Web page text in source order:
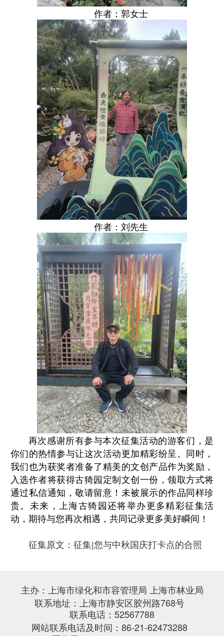
作者：郭女士
作者：刘先生
再次感谢所有参与本次征集活动的游客们，是
你们的热情参与让这次活动更加精彩纷呈。同时，
我们也为获奖者准备了精美的文创产品作为奖励，
入选作者将获得古猗园定制文创一份，领取方式将
通过私信通知，敬请留意！未被展示的作品同样珍
贵。未来，上海古猗园还将举办更多精彩征集活
动，期待与您再次相遇，共同记录更多美好瞬间！
征集原文：征集|您与中秋国庆打卡点的合照
主办：上海市绿化和市容管理局 上海市林业局
联系地址：上海市静安区胶州路768号
联系电话：52567788
网站联系电话及时间：86-21-62473288